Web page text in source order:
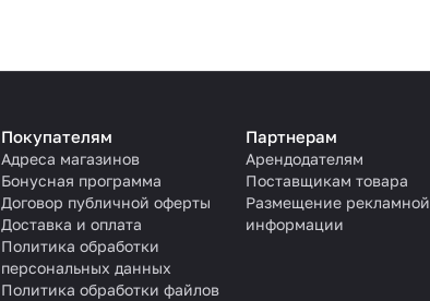
Покупателям
Адреса магазинов
Бонусная программа
Договор публичной оферты
Доставка и оплата
Политика обработки
персональных данных
Политика обработки файлов
Партнерам
Арендодателям
Поставщикам товара
Размещение рекламной
информации